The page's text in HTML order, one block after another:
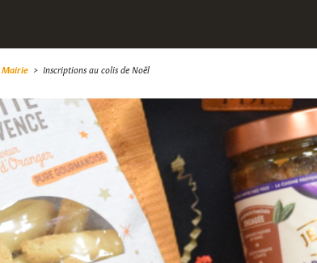
Mairie > Inscriptions au colis de Noël